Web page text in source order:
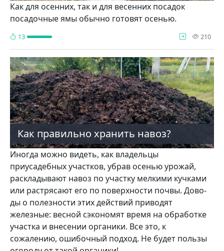
Как для осенних, так и для весенних посадок
посадочные ямы обычно готовят осенью.
13 210
Как правильно хранить навоз?
Иногда можно видеть, как владель­цы
приусадебных участков, убрав осе­нью урожай,
раскладывают навоз по участку мелкими кучками
или растря­сают его по поверхности почвы. Дово­
ды о полезности этих действий при­водят
железные: весной сэкономят время на обработке
участка и внесе­нии органики. Все это, к
сожалению, ошибочный подход. Не будет поль­зы